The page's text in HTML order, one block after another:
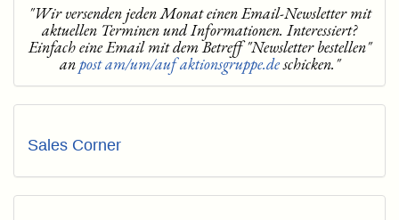
"Wir versenden jeden Monat einen Email-Newsletter mit
aktuellen Terminen und Informationen. Interessiert?
Einfach eine Email mit dem Betreff "Newsletter bestellen"
anpost am/um/auf aktionsgruppe.deschicken."
Sales Corner